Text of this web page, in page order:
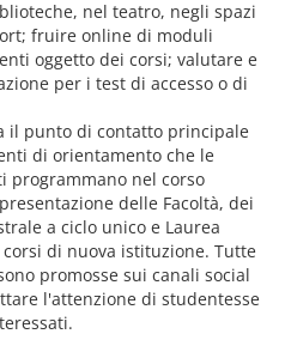
nel teatro, negli spazi
fruire online di moduli
oggetto dei corsi; valutare e
per i test di accesso o di
il punto di contatto principale
di orientamento che le
programmano nel corso
delle Facoltà, dei
a ciclo unico e Laurea
di nuova istituzione. Tutte
promosse sui canali social
l'attenzione di studentesse